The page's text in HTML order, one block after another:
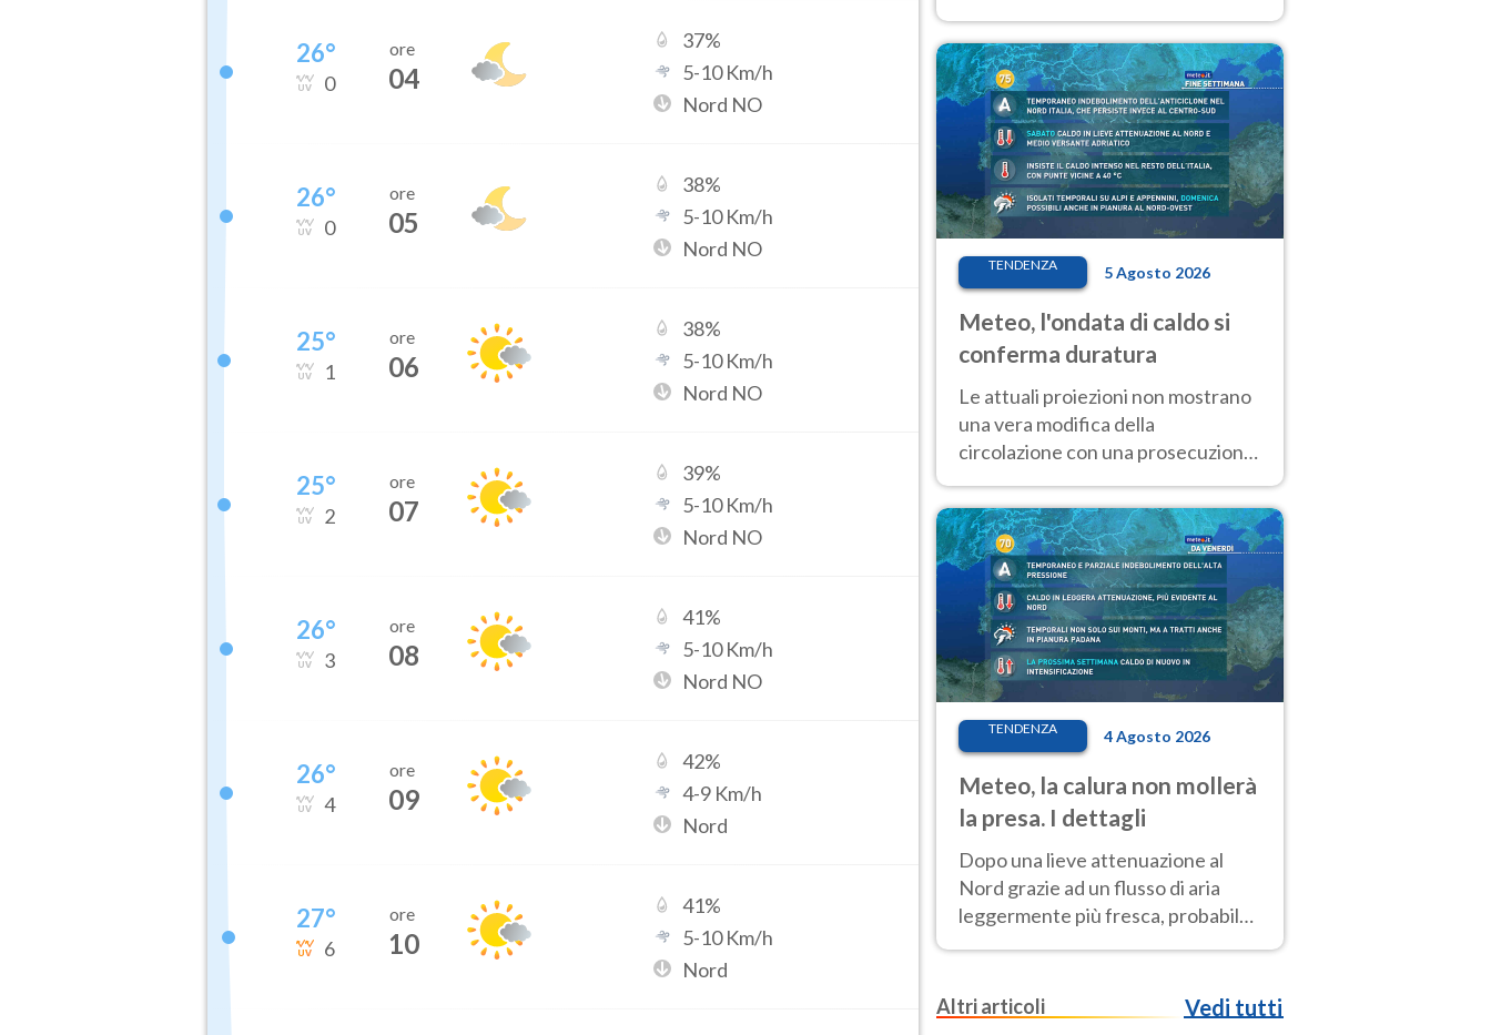
26°
0
ore
04
37%
5-10Km/h
Nord NO
26°
0
ore
05
38%
5-10Km/h
Nord NO
25°
1
ore
06
38%
5-10Km/h
Nord NO
25°
2
ore
07
39%
5-10Km/h
Nord NO
26°
3
ore
08
41%
5-10Km/h
Nord NO
26°
4
ore
09
42%
4-9 Km/h
Nord
27°
6
ore
10
41%
5-10Km/h
Nord
temperature molto elevate
TENDENZA 5 Agosto 2026
Meteo, l'ondata di caldo si
conferma duratura
Le attuali proiezioni non mostrano
una vera modifica della
circolazione con una prosecuzione
giorni, compresa la settimana di
Ferragosto
TENDENZA 4 Agosto 2026
Meteo, la calura non mollerà
la presa. I dettagli
Dopo una lieve attenuazione al
Nord grazie ad un flusso di aria
leggermente più fresca, probabile
nuovo rinforzo dell’anticiclone
Altri articoli
Vedi tutti